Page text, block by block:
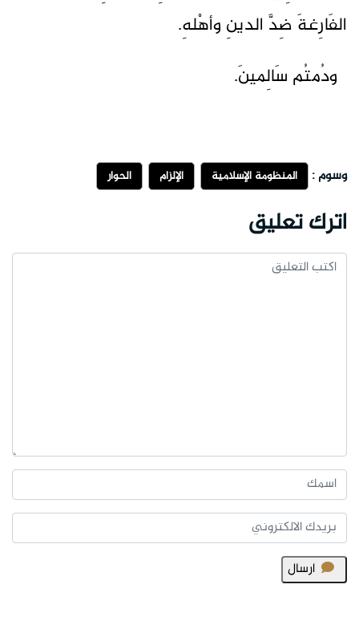
الفَارِغةَ ضِدَّ الدينِ وأهْلهِ.
ودُمتُم سَالِمينَ.
وسوم : المنظومة الإسلامية الإلزام الحوار
اترك تعليق
ارسال